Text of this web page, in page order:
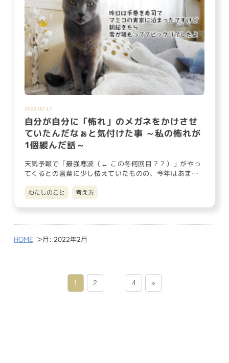
2022-02-17
自分が自分に「怖れ」のメガネをかけさせ
ていたんだなぁと気付けた事 ～私の怖れが
1個緩んだ話～
天気予報で「最強寒波（← この冬何回目？？）」がやっ
てくるとの言葉に少し怯えていたものの、今年はあまり
わたしのこと 考え方
HOME >月: 2022年2月
1 2 4 »